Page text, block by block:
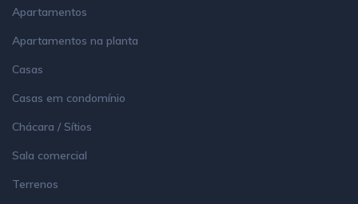
Apartamentos
Apartamentos na planta
Casas
Casas em condomínio
Chácara / Sítios
Sala comercial
Terrenos